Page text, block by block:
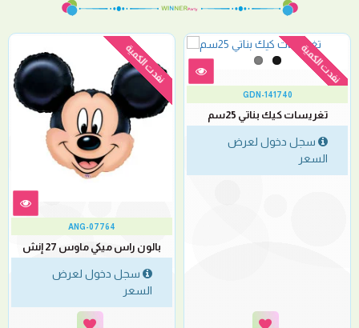
نفدت الكمية
GDN-141740
تغريسات كيك بناتي 25سم
سجل دخول لعرض
السعر
نفدت الكمية
ANG-07764
بالون راس ميكي ماوس 27 إنش
سجل دخول لعرض
السعر